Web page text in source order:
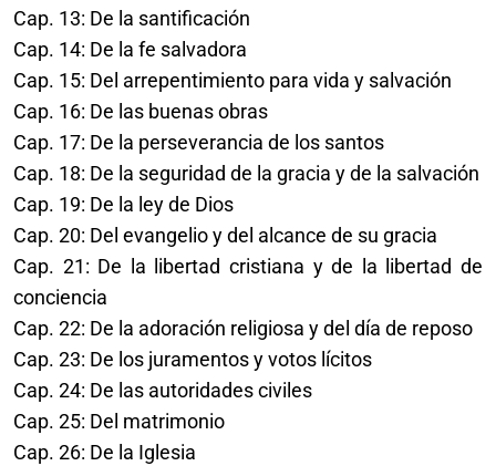
Cap. 13: De la santificación
Cap. 14: De la fe salvadora
Cap. 15: Del arrepentimiento para vida y salvación
Cap. 16: De las buenas obras
Cap. 17: De la perseverancia de los santos
Cap. 18: De la seguridad de la gracia y de la salvación
Cap. 19: De la ley de Dios
Cap. 20: Del evangelio y del alcance de su gracia
Cap. 21: De la libertad cristiana y de la libertad de
conciencia
Cap. 22: De la adoración religiosa y del día de reposo
Cap. 23: De los juramentos y votos lícitos
Cap. 24: De las autoridades civiles
Cap. 25: Del matrimonio
Cap. 26: De la Iglesia